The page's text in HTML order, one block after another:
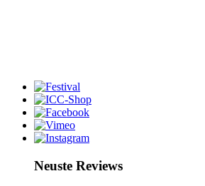
Neuste Reviews